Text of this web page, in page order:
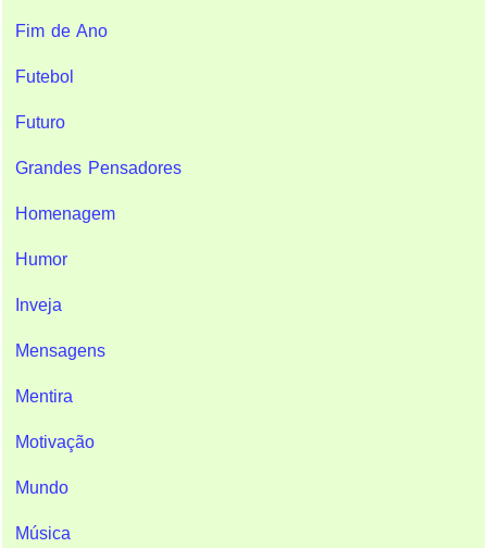
Fim de Ano
Futebol
Futuro
Grandes Pensadores
Homenagem
Humor
Inveja
Mensagens
Mentira
Motivação
Mundo
Música